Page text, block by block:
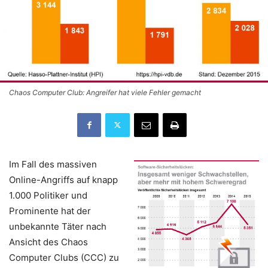
Chaos Computer Club: Angreifer hat viele Fehler gemacht
Im Fall des massiven
Online-Angriffs auf knapp
1.000 Politiker und
Prominente hat der
unbekannte Täter nach
Ansicht des Chaos
Computer Clubs (CCC) zu